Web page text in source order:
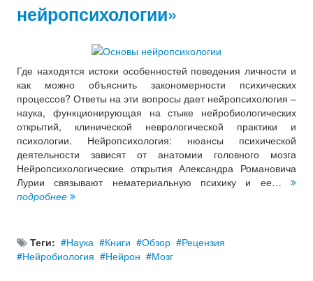
нейропсихологии»
Где находятся истоки особенностей поведения личности и
как можно объяснить закономерности психических
процессов? Ответы на эти вопросы дает нейропсихология –
наука, функционирующая на стыке нейробиологических
открытий, клинической неврологической практики и
психологии. Нейропсихология: нюансы психической
деятельности зависят от анатомии головного мозга
Нейропсихологические открытия Александра Романовича
Лурии связывают нематериальную психику и ее…
подробнее
Теги: Наука Книги Обзор
Рецензия
Нейробиология
Нейрон Мозг